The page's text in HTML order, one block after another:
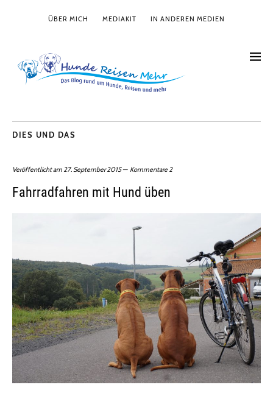
ÜBER MICH MEDIAKIT IN ANDEREN MEDIEN
DIES UND DAS
Veröffentlicht am 27. September 2015 Kommentare 2
Fahrradfahren mit Hund üben